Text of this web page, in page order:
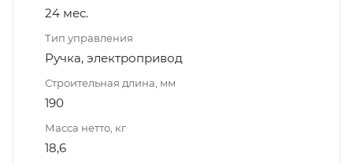
24 мес.
Тип управления
Ручка, электропривод
Строительная длина, мм
190
Масса нетто, кг
18,6